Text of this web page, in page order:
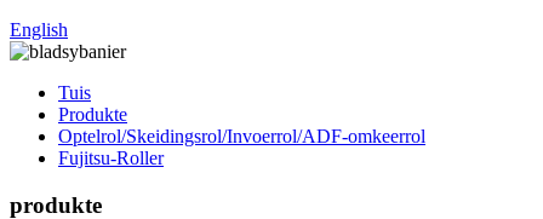
English
Tuis
Produkte
Optelrol/Skeidingsrol/Invoerrol/ADF-omkeerrol
Fujitsu-Roller
produkte